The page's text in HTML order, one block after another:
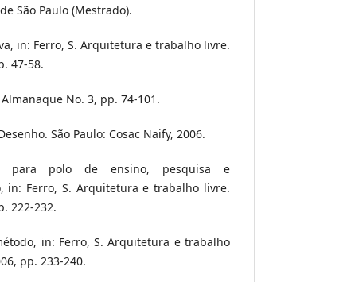
São Paulo (Mestrado).
in: Ferro, S. Arquitetura e trabalho livre.
47-58.
No. 3, pp. 74-101.
São Paulo: Cosac Naify, 2006.
para polo de ensino, pesquisa e
in: Ferro, S. Arquitetura e trabalho livre.
222-232.
in: Ferro, S. Arquitetura e trabalho
pp. 233-240.